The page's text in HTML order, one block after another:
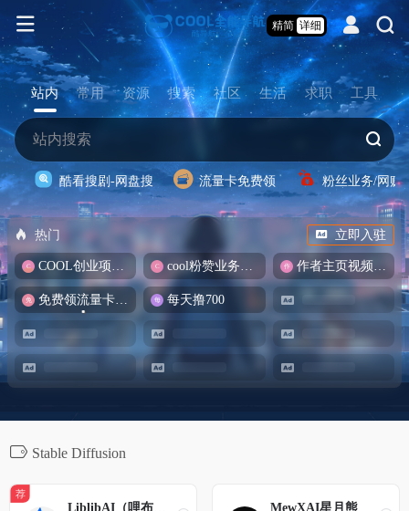
精简 详细
站内 常用 资源 搜索 社区 生活 求职 工具
酷看搜剧-网盘搜 流量卡免费领 粉丝业务/网赚/
热门 立即入驻
COOL创业项目商城 cool粉赞业务商城【爆粉引流】 作者主页视频批量提取
免费领流量卡-包邮 每天撸700
Stable Diffusion
荐
LiblibAI（哩布哩布）- 中国领先的AI创作平台 MewXAI星月熊